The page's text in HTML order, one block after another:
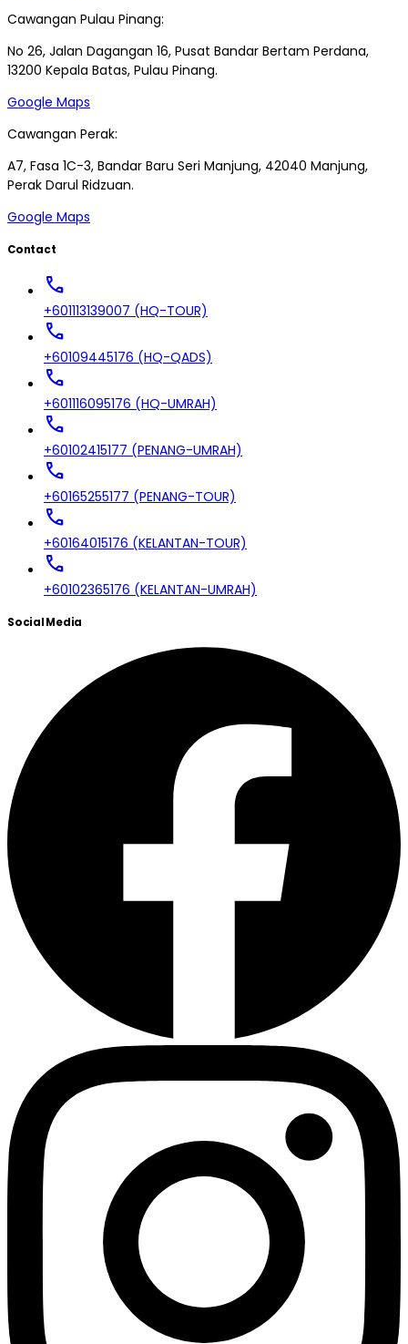
Cawangan Pulau Pinang:
No 26, Jalan Dagangan 16, Pusat Bandar Bertam Perdana,
13200 Kepala Batas, Pulau Pinang.
Google Maps
Cawangan Perak:
A7, Fasa 1C-3, Bandar Baru Seri Manjung, 42040 Manjung,
Perak Darul Ridzuan.
Google Maps
Contact
call
+601113139007 (HQ-TOUR)
call
+60109445176 (HQ-QADS)
call
+601116095176 (HQ-UMRAH)
call
+60102415177 (PENANG-UMRAH)
call
+60165255177 (PENANG-TOUR)
call
+60164015176 (KELANTAN-TOUR)
call
+60102365176 (KELANTAN-UMRAH)
Social Media